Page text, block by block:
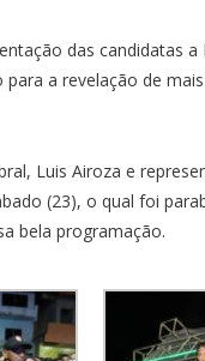
das candidatas a
a revelação de
Luis Airoza e
(23), o qual foi
bela programação.